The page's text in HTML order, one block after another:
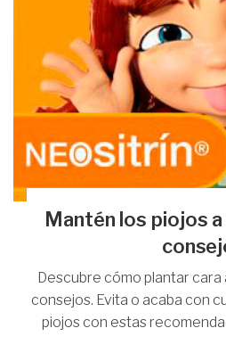
Mantén los piojos
Descubre cómo plantar cara
consejos. Evita o acaba con
piojos con estas